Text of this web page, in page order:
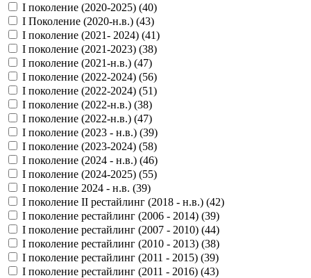
I поколение (2020-2025) (40)
I Поколение (2020-н.в.) (43)
I поколение (2021- 2024) (41)
I поколение (2021-2023) (38)
I поколение (2021-н.в.) (47)
I поколение (2022-2024) (56)
I поколение (2022-2024) (51)
I поколение (2022-н.в.) (38)
I поколение (2022-н.в.) (47)
I поколение (2023 - н.в.) (39)
I поколение (2023-2024) (58)
I поколение (2024 - н.в.) (46)
I поколение (2024-2025) (55)
I поколение 2024 - н.в. (39)
I поколение II рестайлинг (2018 - н.в.) (42)
I поколение рестайлинг (2006 - 2014) (39)
I поколение рестайлинг (2007 - 2010) (44)
I поколение рестайлинг (2010 - 2013) (38)
I поколение рестайлинг (2011 - 2015) (39)
I поколение рестайлинг (2011 - 2016) (43)